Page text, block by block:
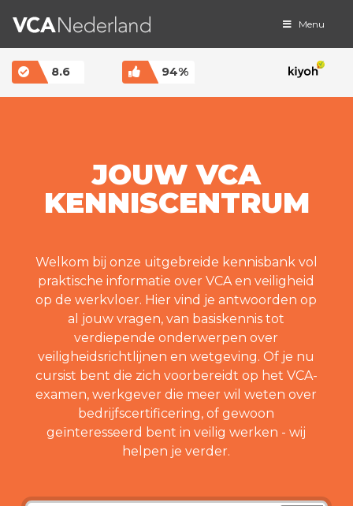
MAIN NAVIGATION Menu
8.6 94%
JOUW VCA
KENNISCENTRUM
Welkom bij onze uitgebreide kennisbank vol
praktische informatie over VCA en veiligheid
op de werkvloer. Hier vind je antwoorden op
al jouw vragen, van basiskennis tot
verdiepende onderwerpen over
veiligheidsrichtlijnen en wetgeving. Of je nu
cursist bent die zich voorbereidt op het VCA-
examen, werkgever die meer wil weten over
bedrijfscertificering, of gewoon
geïnteresseerd bent in veilig werken - wij
helpen je verder.